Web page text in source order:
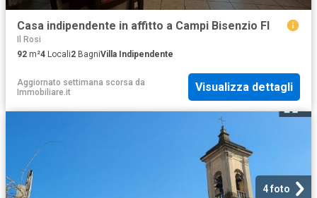
Casa indipendente in affitto a Campi Bisenzio FI
Il Rosi
92 m²4 Locali2 BagniVilla Indipendente
Aggiornato settimana scorsa da
Immobiliare.it
Visualizza dettagli
4 foto